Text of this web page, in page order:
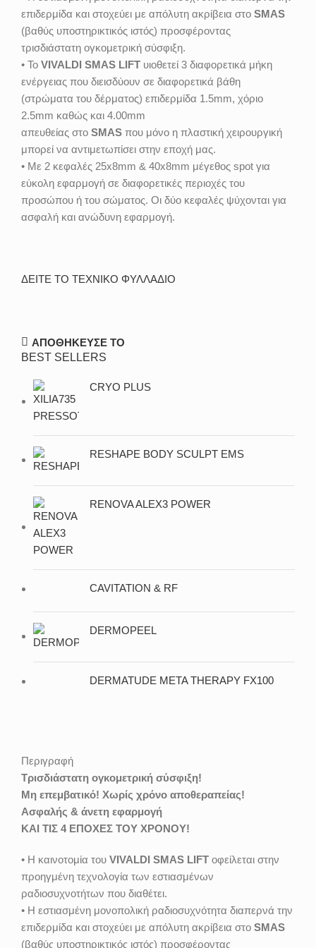
επιδερμίδα και στοχεύει με απόλυτη ακρίβεια στο SMAS
(βαθύς υποστηρικτικός ιστός) προσφέροντας
τρισδιάστατη ογκομετρική σύσφιξη.
• Το VIVALDI SMAS LIFT υιοθετεί 3 διαφορετικά μήκη
ενέργειας που διεισδύουν σε διαφορετικά βάθη
(στρώματα του δέρματος) επιδερμίδα 1.5mm, χόριο
2.5mm καθώς και 4.00mm
απευθείας στο SMAS που μόνο η πλαστική χειρουργική
μπορεί να αντιμετωπίσει στην εποχή μας.
• Με 2 κεφαλές 25x8mm & 40x8mm μέγεθος spot για
εύκολη εφαρμογή σε διαφορετικές περιοχές του
προσώπου ή του σώματος. Οι δύο κεφαλές ψύχονται για
ασφαλή και ανώδυνη εφαρμογή.
ΔΕΙΤΕ ΤΟ ΤΕΧΝΙΚΟ ΦΥΛΛΑΔΙΟ
ΑΠΟΘΗΚΕΥΣΕ ΤΟ
BEST SELLERS
CRYO PLUS
RESHAPE BODY SCULPT EMS
RENOVA ALEX3 POWER
CAVITATION & RF
DERMOPEEL
DERMATUDE META THERAPY FX100
Περιγραφή
Τρισδιάστατη ογκομετρική σύσφιξη!
Μη επεμβατικό! Xωρίς χρόνο αποθεραπείας!
Ασφαλής & άνετη εφαρμογή
ΚΑΙ ΤΙΣ 4 ΕΠΟΧΕΣ ΤΟΥ ΧΡΟΝΟΥ!
• Η καινοτομία του VIVALDI SMAS LIFT οφείλεται στην
προηγμένη τεχνολογία των εστιασμένων
ραδιοσυχνοτήτων που διαθέτει.
• Η εστιασμένη μονοπολική ραδιοσυχνότητα διαπερνά την
επιδερμίδα και στοχεύει με απόλυτη ακρίβεια στο SMAS
(βαθύς υποστηρικτικός ιστός) προσφέροντας